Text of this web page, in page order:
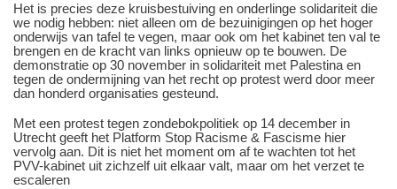
Het is precies deze kruisbestuiving en onderlinge solidariteit die
we nodig hebben: niet alleen om de bezuinigingen op het hoger
onderwijs van tafel te vegen, maar ook om het kabinet ten val te
brengen en de kracht van links opnieuw op te bouwen. De
demonstratie op 30 november in solidariteit met Palestina en
tegen de ondermijning van het recht op protest werd door meer
dan honderd organisaties gesteund.
Met een protest tegen zondebokpolitiek op 14 december in
Utrecht geeft het Platform Stop Racisme & Fascisme hier
vervolg aan. Dit is niet het moment om af te wachten tot het
PVV-kabinet uit zichzelf uit elkaar valt, maar om het verzet te
escaleren